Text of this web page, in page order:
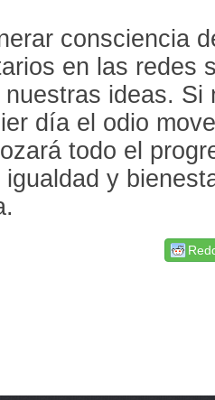
consciencia
en las redes
ideas. Si
día el odio
todo el
y